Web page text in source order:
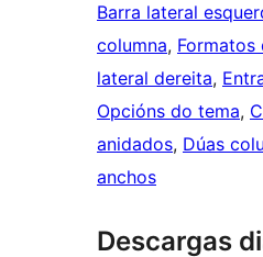
Barra lateral
columna,
lateral dereita,
Opcións do tema,
anidados, Dúas
anchos
Descargas